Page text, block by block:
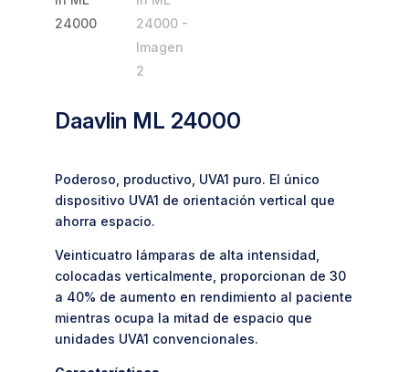
Daavlin ML 24000
Poderoso, productivo, UVA1 puro. El único
dispositivo UVA1 de orientación vertical que
ahorra espacio.
Veinticuatro lámparas de alta intensidad,
colocadas verticalmente, proporcionan de 30
a 40% de aumento en rendimiento al paciente
mientras ocupa la mitad de espacio que
unidades UVA1 convencionales.